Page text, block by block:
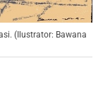
(Ilustrator: Bawana